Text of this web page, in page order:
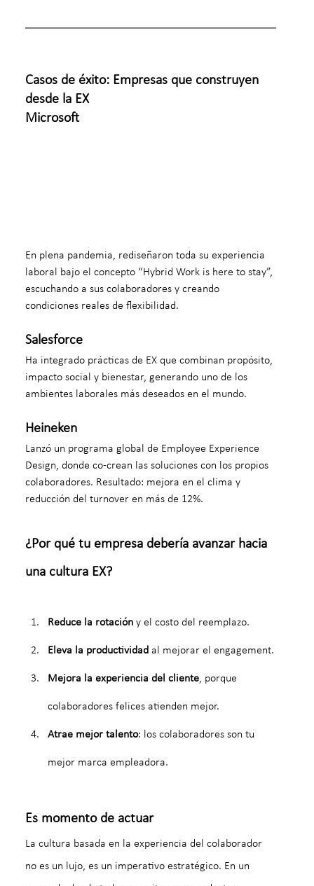
Casos de éxito: Empresas que construyen
desde la EX
Microsoft
En plena pandemia, rediseñaron toda su experiencia
laboral bajo el concepto “Hybrid Work is here to stay”,
escuchando a sus colaboradores y creando
condiciones reales de flexibilidad.
Salesforce
Ha integrado prácticas de EX que combinan propósito,
impacto social y bienestar, generando uno de los
ambientes laborales más deseados en el mundo.
Heineken
Lanzó un programa global de Employee Experience
Design, donde co-crean las soluciones con los propios
colaboradores. Resultado: mejora en el clima y
reducción del turnover en más de 12%.
¿Por qué tu empresa debería avanzar hacia
una cultura EX?
Reduce la rotación y el costo del reemplazo.
Eleva la productividad al mejorar el engagement.
Mejora la experiencia del cliente, porque
colaboradores felices atienden mejor.
Atrae mejor talento: los colaboradores son tu
mejor marca empleadora.
Es momento de actuar
La cultura basada en la experiencia del colaborador
no es un lujo, es un imperativo estratégico. En un